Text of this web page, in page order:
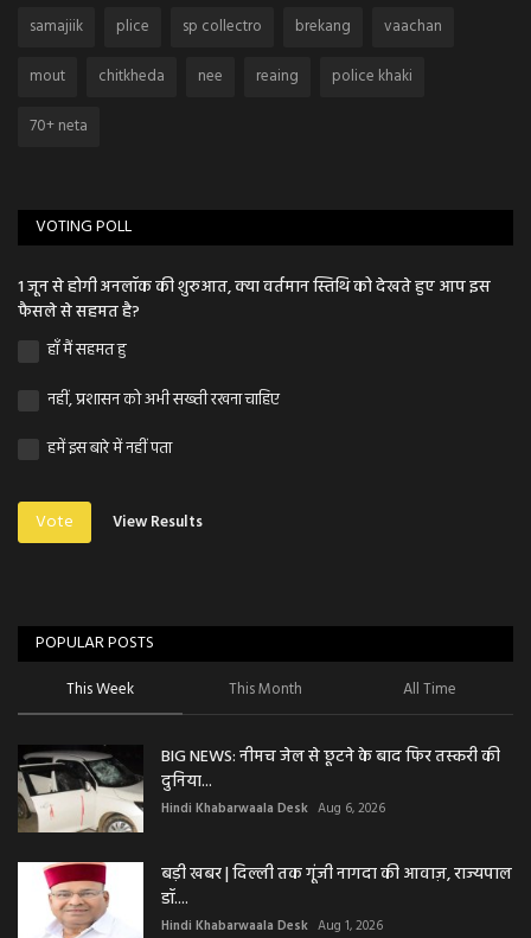
samajiik plice sp collectro brekang
vaachan
mout
chitkheda nee reaing
police khaki
70+ neta
VOTING POLL
1 जून से होगी अनलॉक की शुरुआत, क्या वर्तमान स्तिथि को देखते हुए आप इस
फैसले से सहमत है?
हाँ मैं सहमत हु
नहीं, प्रशासन को अभी सख्ती रखना चाहिए
हमें इस बारे में नहीं पता
Vote View Results
POPULAR POSTS
This Week This Month All Time
BIG NEWS: नीमच जेल से छूटने के बाद फिर तस्करी की
दुनिया...
Hindi Khabarwaala Desk Aug 6, 2026
बड़ी खबर | दिल्ली तक गूंजी नागदा की आवाज़, राज्यपाल
डॉ....
Hindi Khabarwaala Desk Aug 1, 2026